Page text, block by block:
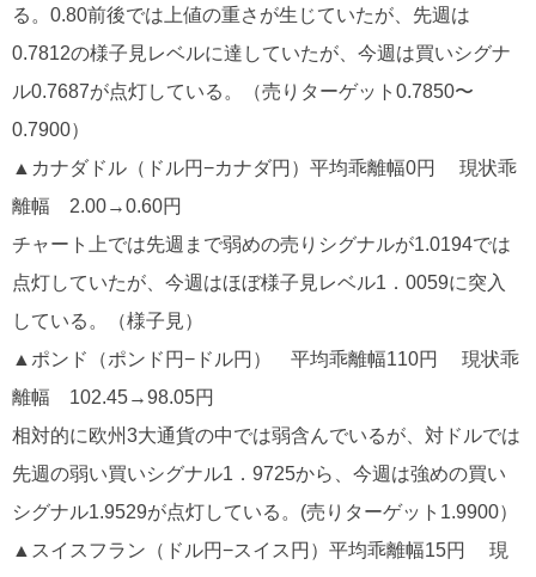
る。0.80前後では上値の重さが生じていたが、先週は
0.7812の様子見レベルに達していたが、今週は買いシグナ
ル0.7687が点灯している。（売りターゲット0.7850〜
0.7900）
▲カナダドル（ドル円−カナダ円）平均乖離幅0円 現状乖
離幅 2.00→0.60円
チャート上では先週まで弱めの売りシグナルが1.0194では
点灯していたが、今週はほぼ様子見レベル1．0059に突入
している。（様子見）
▲ポンド（ポンド円−ドル円） 平均乖離幅110円 現状乖
離幅 102.45→98.05円
相対的に欧州3大通貨の中では弱含んでいるが、対ドルでは
先週の弱い買いシグナル1．9725から、今週は強めの買い
シグナル1.9529が点灯している。(売りターゲット1.9900）
▲スイスフラン（ドル円−スイス円）平均乖離幅15円 現